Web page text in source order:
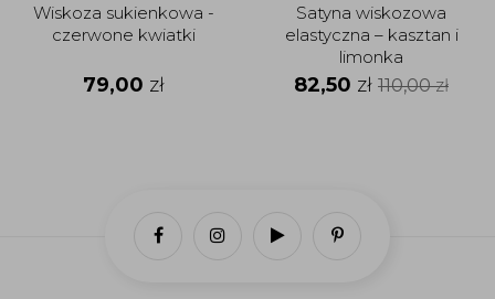
Wiskoza sukienkowa -
czerwone kwiatki
79,00 zł
Satyna wiskozowa
elastyczna – kasztan i
limonka
82,50 zł 110,00zł